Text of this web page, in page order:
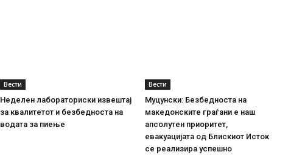
Вести
Неделен лабораториски извештај
за квалитетот и безбедноста на
водата за пиење
Вести
Муцунски: Безбедноста на
македонските граѓани е наш
апсолутен приоритет,
евакуацијата од Блискиот Исток
се реализира успешно